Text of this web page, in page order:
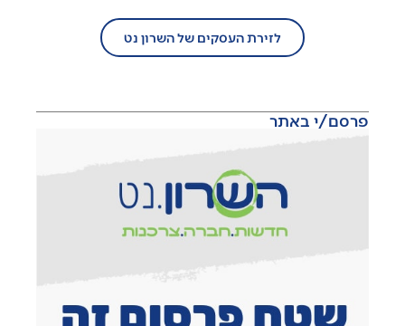
לזירת העסקים של השרון נט
פרסם/י באתר